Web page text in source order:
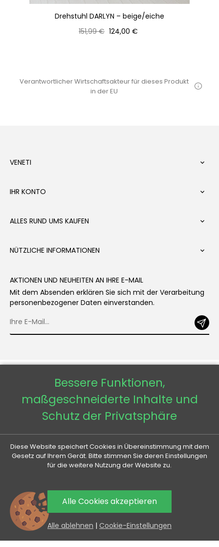
Drehstuhl DARLYN – beige/eiche
Normaler
151,99 € Preis
124,00 €
Verantwortlicher Wirtschaftsakteur für dieses Produkt
in der EU
VENETI 
IHR KONTO 
ALLES RUND UMS KAUFEN 
NÜTZLICHE INFORMATIONEN 
AKTIONEN UND NEUHEITEN AN IHRE E-MAIL
Mit dem Absenden erklären Sie sich mit der Verarbeitung
personenbezogener Daten einverstanden.
Veneti CZ
Veneti HU
0
Bessere Funktionen,
maßgeschneiderte Inhalte und
Schutz der Privatsphäre
Diese Website speichert Cookies in Übereinstimmung mit dem
Gesetz auf Ihrem Gerät. Bitte stimmen Sie deren Einstellungen
für die weitere Nutzung der Website zu.
Alle Cookies akzeptieren
Alle ablehnen | Cookie-Einstellungen